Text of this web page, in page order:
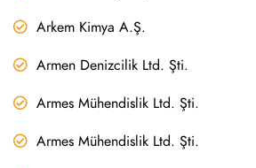
Arkem Kimya A.Ş.
Armen Denizcilik Ltd. Şti.
Armes Mühendislik Ltd. Şti.
Armes Mühendislik Ltd. Şti.